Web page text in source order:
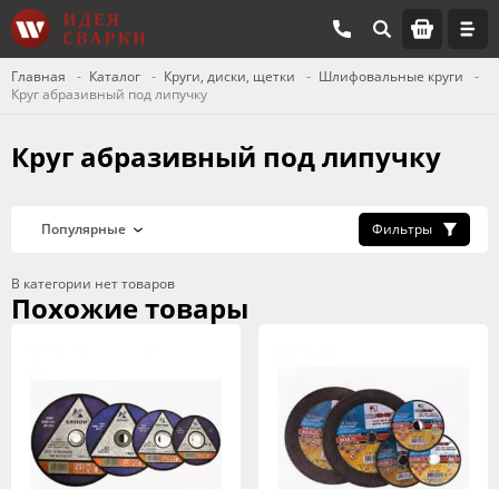
Главная Каталог Круги, диски, щетки
Шлифовальные круги
Круг абразивный под липучку
Круг абразивный под липучку
Фильтры
В категории нет товаров
Похожие товары